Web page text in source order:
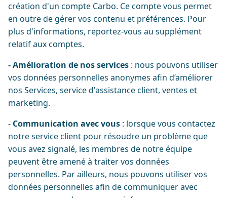
création d'un compte Carbo. Ce compte vous permet
en outre de gérer vos contenu et préférences. Pour
plus d'informations, reportez-vous au supplément
relatif aux comptes.
- Amélioration de nos services : nous pouvons utiliser
vos données personnelles anonymes afin d’améliorer
nos Services, service d'assistance client, ventes et
marketing.
- Communication avec vous : lorsque vous contactez
notre service client pour résoudre un problème que
vous avez signalé, les membres de notre équipe
peuvent être amené à traiter vos données
personnelles. Par ailleurs, nous pouvons utiliser vos
données personnelles afin de communiquer avec